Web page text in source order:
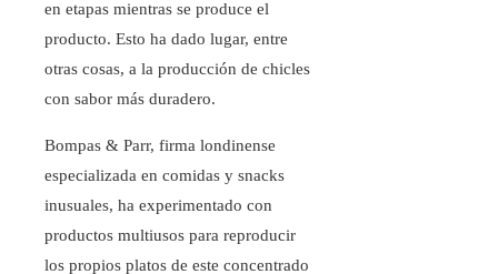
en etapas mientras se produce el
producto. Esto ha dado lugar, entre
otras cosas, a la producción de chicles
con sabor más duradero.
Bompas & Parr, firma londinense
especializada en comidas y snacks
inusuales, ha experimentado con
productos multiusos para reproducir
los propios platos de este concentrado